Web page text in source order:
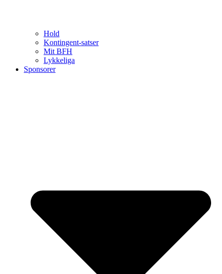
Hold
Kontingent-satser
Mit BFH
Lykkeliga
Sponsorer